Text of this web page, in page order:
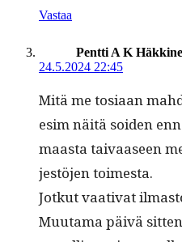
Vastaa
Pentti A K
24.5.2024 22:45
Mitä me tosi­aan
esim näitä soiden
maas­ta taivaaseen
jestö­jen toimesta.
Jotkut vaa­ti­vat
Muu­ta­ma päivä